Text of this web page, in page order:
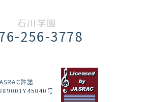
石川学園
256-3778
許諾
号